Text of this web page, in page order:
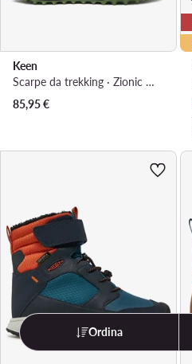
Keen
Scarpe da trekking · Zionic Wp 1031247 · Nero
85,95€
Ordina